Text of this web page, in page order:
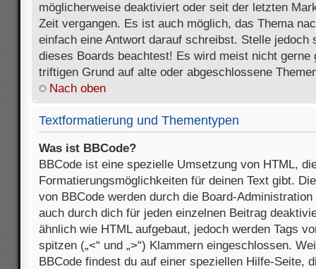
möglicherweise deaktiviert oder seit der letzten
Zeit vergangen. Es ist auch möglich, das Thema
einfach eine Antwort darauf schreibst. Stelle jedoch
dieses Boards beachtest! Es wird meist nicht gerne
triftigen Grund auf alte oder abgeschlossene
Nach oben
Textformatierung und Thementypen
Was ist BBCode?
BBCode ist eine spezielle Umsetzung von HTML,
Formatierungsmöglichkeiten für deinen Text gibt.
von BBCode werden durch die Board-
auch durch dich für jeden einzelnen Beitrag
ähnlich wie HTML aufgebaut, jedoch werden Tags
spitzen („<“ und „>“) Klammern eingeschlossen.
BBCode findest du auf einer speziellen Hilfe-Seite,